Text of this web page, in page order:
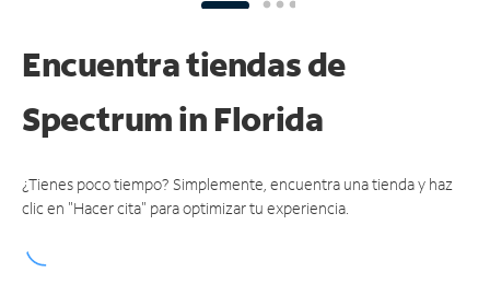
Encuentra tiendas de
Spectrumin Florida
¿Tienes poco tiempo? Simplemente, encuentra una tienda y haz
clic en "Hacer cita" para optimizar tu experiencia.